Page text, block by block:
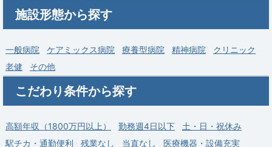
施設形態から探す
一般病院 ケアミックス病院 療養型病院 精神病院
クリニック
老健
その他
こだわり条件から探す
高額年収（1800万円以上） 勤務週4日以下
土・日・祝休み
駅チカ・通勤便利
残業なし 当直なし 医療機器・設備充実